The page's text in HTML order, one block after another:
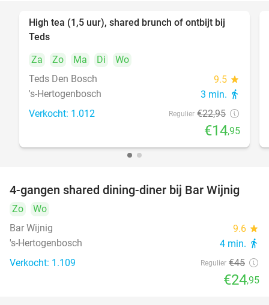
35%
High tea (1,5 uur), shared brunch of ontbijt bij
Teds
Za
Zo Ma Di
Wo
Teds Den Bosch
9.5 star
's-Hertogenbosch 3 min. directions_walk
Verkocht: 1.012 Regulier €22,95
€14,95
45%
4-gangen shared dining-diner bij Bar Wijnig
Zo
Wo
Bar Wijnig
9.6 star
's-Hertogenbosch 4 min. directions_walk
Verkocht: 1.109 Regulier €45
€24,95